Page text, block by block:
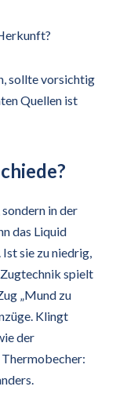
sollte vorsichtig
Quellen ist
sondern in der
das Liquid
sie zu niedrig,
spielt
„Mund zu
Klingt
der